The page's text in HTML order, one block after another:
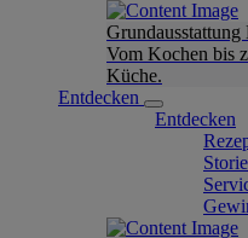
Grundausstattung
Vom Kochen bis
Küche.
Entdecken
Entdecken